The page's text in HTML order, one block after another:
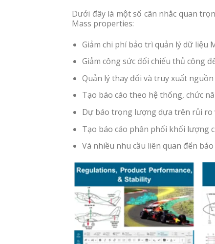
Dưới đây là một số cân nhắc quan
Mass properties:
Giảm chi phí bảo trì quản lý dữ liệu
Giảm công sức đối chiếu thủ công
Quản lý thay đổi và truy xuất
Tạo báo cáo theo hệ thống, chức
Dự báo trọng lượng dựa trên rủi ro
Tạo báo cáo phân phối khối lượng
Và nhiều nhu cầu liên quan đến